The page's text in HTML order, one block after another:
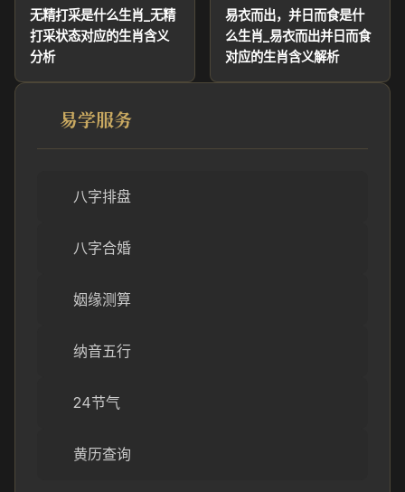
无精打采是什么生肖_无精
打采状态对应的生肖含义
分析
易衣而出，并日而食是什
么生肖_易衣而出并日而食
对应的生肖含义解析
易学服务
八字排盘
八字合婚
姻缘测算
纳音五行
24节气
黄历查询